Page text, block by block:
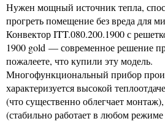
Нужен мощный источник тепла,
прогреть помещение без вреда для
Конвектор ITT.080.200.1900 с
1900 gold — современное решение
пожалеете, что купили эту модель.
Многофункциональный прибор
характеризуется высокой
(что существенно облегчает
(стабильно работает в любом